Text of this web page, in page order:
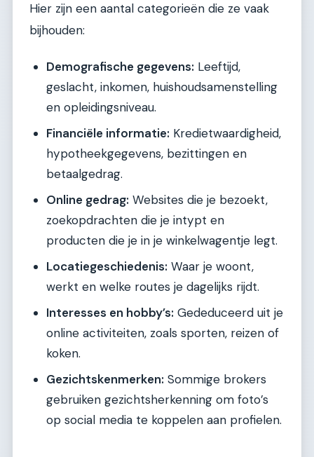
Hier zijn een aantal categorieën die ze vaak
bijhouden:
Demografische gegevens: Leeftijd,
geslacht, inkomen, huishoudsamenstelling
en opleidingsniveau.
Financiële informatie: Kredietwaardigheid,
hypotheekgegevens, bezittingen en
betaalgedrag.
Online gedrag: Websites die je bezoekt,
zoekopdrachten die je intypt en
producten die je in je winkelwagentje legt.
Locatiegeschiedenis: Waar je woont,
werkt en welke routes je dagelijks rijdt.
Interesses en hobby’s: Gededuceerd uit je
online activiteiten, zoals sporten, reizen of
koken.
Gezichtskenmerken: Sommige brokers
gebruiken gezichtsherkenning om foto’s
op social media te koppelen aan profielen.